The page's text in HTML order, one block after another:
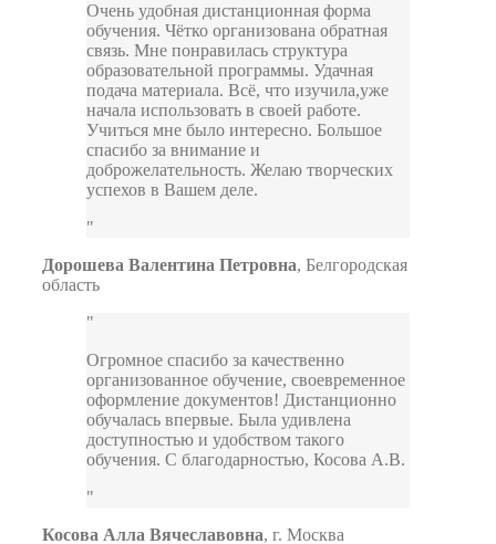
Очень удобная дистанционная форма
обучения. Чётко организована обратная
связь. Мне понравилась структура
образовательной программы. Удачная
подача материала. Всё, что изучила,уже
начала использовать в своей работе.
Учиться мне было интересно. Большое
спасибо за внимание и
доброжелательность. Желаю творческих
успехов в Вашем деле.
Дорошева Валентина Петровна, Белгородская
область
Огромное спасибо за качественно
организованное обучение, своевременное
оформление документов! Дистанционно
обучалась впервые. Была удивлена
доступностью и удобством такого
обучения. С благодарностью, Косова А.В.
Косова Алла Вячеславовна, г. Москва